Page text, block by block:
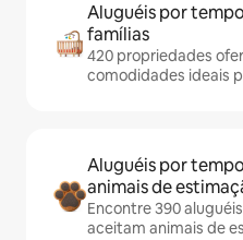
Aluguéis por
famílias
420 propriedades
comodidades ideais
Aluguéis por
animais de
Encontre 390
aceitam animais de